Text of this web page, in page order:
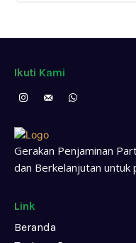
Gerakan Penjaminan
dan Berkelanjutan untuk
Link
Beranda
Ikuti Kami